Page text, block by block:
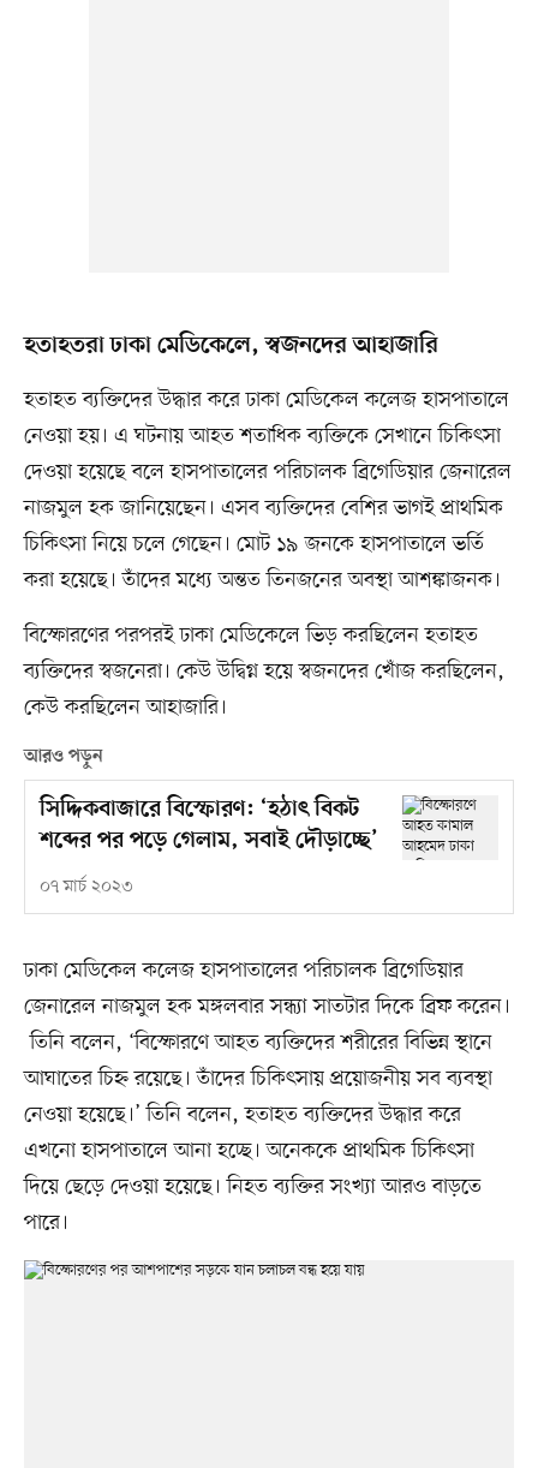
হতাহতরা ঢাকা মেডিকেলে, স্বজনদের আহাজারি
হতাহত ব্যক্তিদের উদ্ধার করে ঢাকা মেডিকেল কলেজ হাসপাতালে
নেওয়া হয়। এ ঘটনায় আহত শতাধিক ব্যক্তিকে সেখানে চিকিৎসা
দেওয়া হয়েছে বলে হাসপাতালের পরিচালক ব্রিগেডিয়ার জেনারেল
নাজমুল হক জানিয়েছেন। এসব ব্যক্তিদের বেশির ভাগই প্রাথমিক
চিকিৎসা নিয়ে চলে গেছেন। মোট ১৯ জনকে হাসপাতালে ভর্তি
করা হয়েছে। তাঁদের মধ্যে অন্তত তিনজনের অবস্থা আশঙ্কাজনক।
বিস্ফোরণের পরপরই ঢাকা মেডিকেলে ভিড় করছিলেন হতাহত
ব্যক্তিদের স্বজনেরা। কেউ উদ্বিগ্ন হয়ে স্বজনদের খোঁজ করছিলেন,
কেউ করছিলেন আহাজারি।
আরও পড়ুন
সিদ্দিকবাজারে বিস্ফোরণ: ‘হঠাৎ বিকট
শব্দের পর পড়ে গেলাম, সবাই দৌড়াচ্ছে’
০৭ মার্চ ২০২৩
ঢাকা মেডিকেল কলেজ হাসপাতালের পরিচালক ব্রিগেডিয়ার
জেনারেল নাজমুল হক মঙ্গলবার সন্ধ্যা সাতটার দিকে ব্রিফ করেন।
তিনি বলেন, ‘বিস্ফোরণে আহত ব্যক্তিদের শরীরের বিভিন্ন স্থানে
আঘাতের চিহ্ন রয়েছে। তাঁদের চিকিৎসায় প্রয়োজনীয় সব ব্যবস্থা
নেওয়া হয়েছে।’ তিনি বলেন, হতাহত ব্যক্তিদের উদ্ধার করে
এখনো হাসপাতালে আনা হচ্ছে। অনেককে প্রাথমিক চিকিৎসা
দিয়ে ছেড়ে দেওয়া হয়েছে। নিহত ব্যক্তির সংখ্যা আরও বাড়তে
পারে।